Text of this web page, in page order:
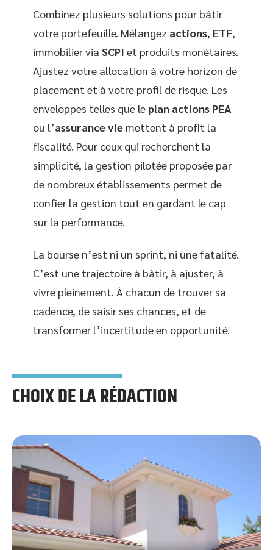
Combinez plusieurs solutions pour bâtir
votre portefeuille. Mélangez actions, ETF,
immobilier via SCPI et produits monétaires.
Ajustez votre allocation à votre horizon de
placement et à votre profil de risque. Les
enveloppes telles que le plan actions PEA
ou l’assurance vie mettent à profit la
fiscalité. Pour ceux qui recherchent la
simplicité, la gestion pilotée proposée par
de nombreux établissements permet de
confier la gestion tout en gardant le cap
sur la performance.
La bourse n’est ni un sprint, ni une fatalité.
C’est une trajectoire à bâtir, à ajuster, à
vivre pleinement. À chacun de trouver sa
cadence, de saisir ses chances, et de
transformer l’incertitude en opportunité.
CHOIX DE LA RÉDACTION